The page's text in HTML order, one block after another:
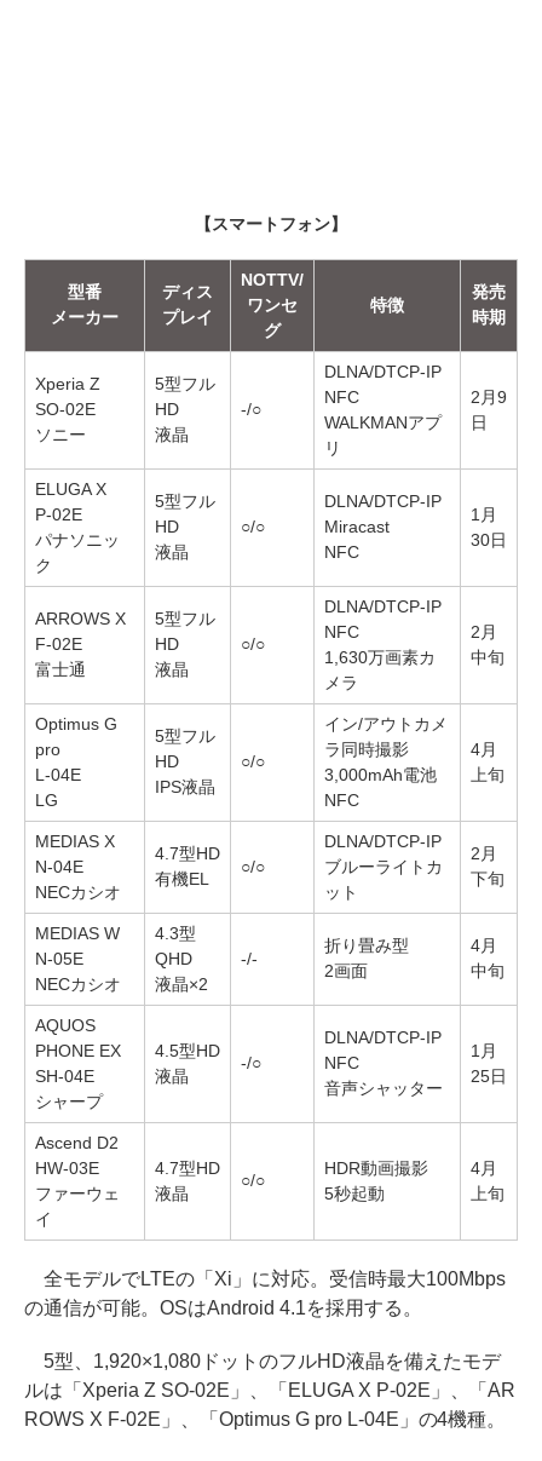
【スマートフォン】
型番
メーカー
ディス
プレイ
NOTTV/
ワンセ
グ
特徴
発売
時期
Xperia Z
SO-02E
ソニー
5型フル
HD
液晶
-/○
DLNA/DTCP-IP
NFC
WALKMANアプ
リ
2月9
日
ELUGA X
P-02E
パナソニッ
ク
5型フル
HD
液晶
○/○
DLNA/DTCP-IP
Miracast
NFC
1月
30日
ARROWS X
F-02E
富士通
5型フル
HD
液晶
○/○
DLNA/DTCP-IP
NFC
1,630万画素カ
メラ
2月
中旬
Optimus G
pro
L-04E
LG
5型フル
HD
IPS液晶
○/○
イン/アウトカメ
ラ同時撮影
3,000mAh電池
NFC
4月
上旬
MEDIAS X
N-04E
NECカシオ
4.7型HD
有機EL
○/○
DLNA/DTCP-IP
ブルーライトカ
ット
2月
下旬
MEDIAS W
N-05E
NECカシオ
4.3型
QHD
液晶×2
-/-
折り畳み型
2画面
4月
中旬
AQUOS
PHONE EX
SH-04E
シャープ
4.5型HD
液晶
-/○
DLNA/DTCP-IP
NFC
音声シャッター
1月
25日
Ascend D2
HW-03E
ファーウェ
イ
4.7型HD
液晶
○/○
HDR動画撮影
5秒起動
4月
上旬
全モデルでLTEの「Xi」に対応。受信時最大100Mbps
の通信が可能。OSはAndroid 4.1を採用する。
5型、1,920×1,080ドットのフルHD液晶を備えたモデ
ルは「Xperia Z SO-02E」、「ELUGA X P-02E」、「AR
ROWS X F-02E」、「Optimus G pro L-04E」の4機種。